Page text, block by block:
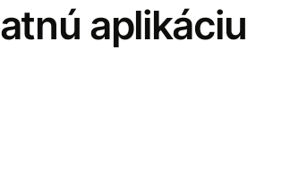
aplikáciu